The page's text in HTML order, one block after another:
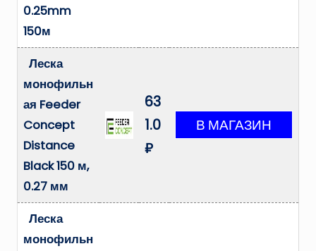
0.25mm
150м
Леска
монофильн
ая Feeder
Concept
Distance
Black 150 м,
0.27 мм
63
1.0
₽
Леска
монофильн